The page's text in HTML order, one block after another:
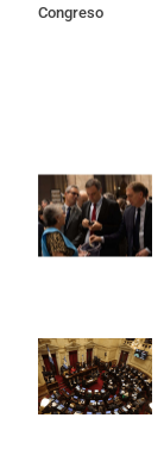
Congreso